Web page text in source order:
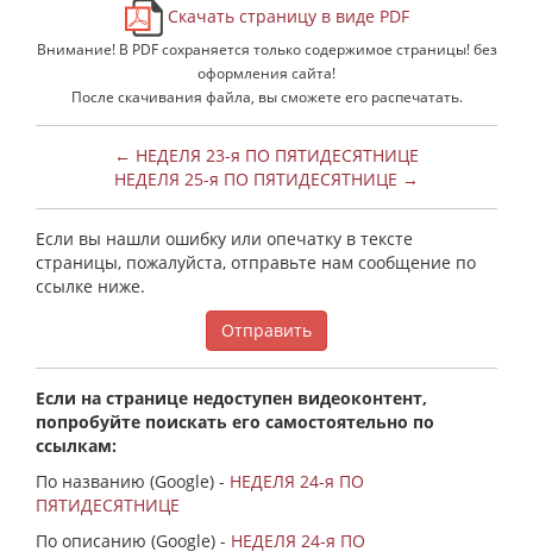
Скачать страницу в виде PDF
Внимание! В PDF сохраняется только содержимое страницы! без
оформления сайта!
После скачивания файла, вы сможете его распечатать.
← НЕДЕЛЯ 23-я ПО ПЯТИДЕСЯТНИЦЕ
НЕДЕЛЯ 25-я ПО ПЯТИДЕСЯТНИЦЕ →
Если вы нашли ошибку или опечатку в тексте
страницы, пожалуйста, отправьте нам сообщение по
ссылке ниже.
Отправить
Если на странице недоступен видеоконтент,
попробуйте поискать его самостоятельно по
ссылкам:
По названию (Google) - НЕДЕЛЯ 24-я ПО
ПЯТИДЕСЯТНИЦЕ
По описанию (Google) - НЕДЕЛЯ 24-я ПО